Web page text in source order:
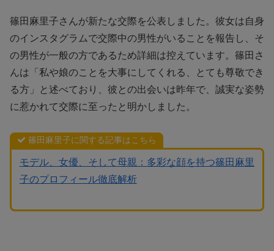
篠田麻里子さんが新たな交際を公表しました。彼女は自身
のインスタグラムで交際中の男性がいることを報告し、そ
の男性が一般の方であるため詳細は控えています。篠田さ
んは「私や娘のことを大事にしてくれる、とても尊敬でき
る方」と述べており、彼との出会いは昨年で、誠実な姿勢
に惹かれて交際に至ったと明かしました。
篠田麻里子に関する記事はこちら
モデル、女優、そして母親：多彩な顔を持つ篠田麻里
子のプロフィール徹底解析